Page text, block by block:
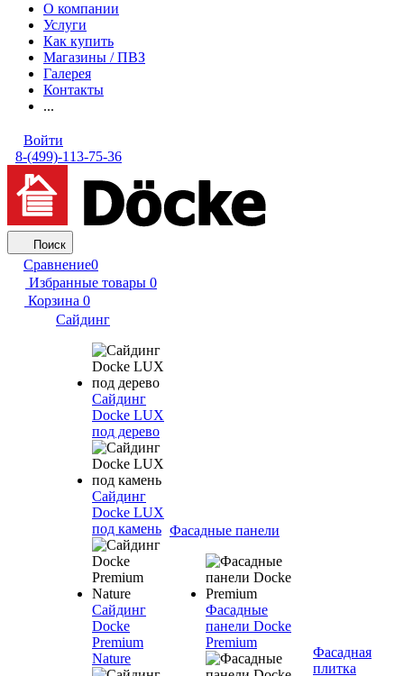
О компании
Услуги
Как купить
Магазины / ПВЗ
Галерея
Контакты
...
Войти
8-(499)-113-75-36
Поиск
Сравнение0
Избранные товары 0
Корзина 0
Сайдинг
Сайдинг
Docke LUX
под дерево
Сайдинг
Docke LUX
под камень
Сайдинг
Docke
Premium
Nature
Фасадные панели
Фасадные
панели Docke
Premium
Фасадная
плитка